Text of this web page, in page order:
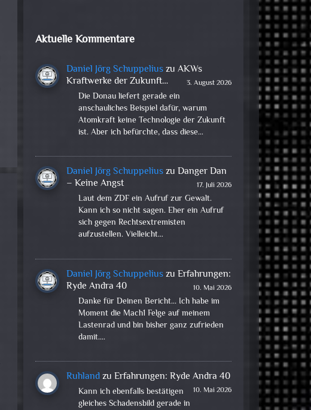
Aktuelle Kommentare
Daniel Jörg SchuppeliuszuAKWs
Kraftwerke der Zukunft…
3. August 2026
Die Donau liefert gerade ein
anschauliches Beispiel dafür, warum
Atomkraft keine Technologie der Zukunft
ist. Aber ich befürchte, dass diese…
Daniel Jörg SchuppeliuszuDanger Dan
– Keine Angst
17. Juli 2026
Laut dem ZDF ein Aufruf zur Gewalt.
Kann ich so nicht sagen. Eher ein Aufruf
sich gegen Rechtsextremisten
aufzustellen. Vielleicht…
Daniel Jörg SchuppeliuszuErfahrungen:
Ryde Andra 40
10. Mai 2026
Danke für Deinen Bericht... Ich habe im
Moment die Mach1 Felge auf meinem
Lastenrad und bin bisher ganz zufrieden
damit.…
RuhlandzuErfahrungen: Ryde Andra 40
10. Mai 2026
Kann ich ebenfalls bestätigen
gleiches Schadensbild gerade in